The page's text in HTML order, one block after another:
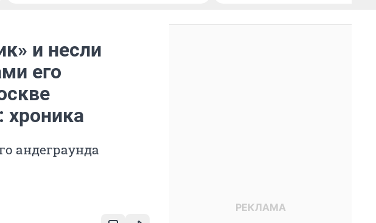
и несли
его
хроника
андеграунда